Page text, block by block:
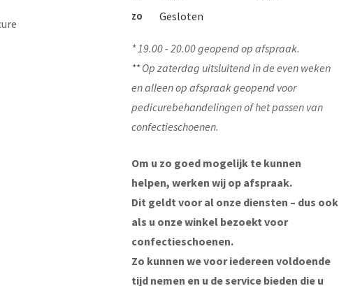
ZO Gesloten
* 19.00 - 20.00 geopend op afspraak.
** Op zaterdag uitsluitend in de even weken
en alleen op afspraak geopend voor
pedicurebehandelingen of het passen van
confectieschoenen.
Om u zo goed mogelijk te kunnen
helpen, werken wij op afspraak.
Dit geldt voor al onze diensten – dus ook
als u onze winkel bezoekt voor
confectieschoenen.
Zo kunnen we voor iedereen voldoende
tijd nemen en u de service bieden die u